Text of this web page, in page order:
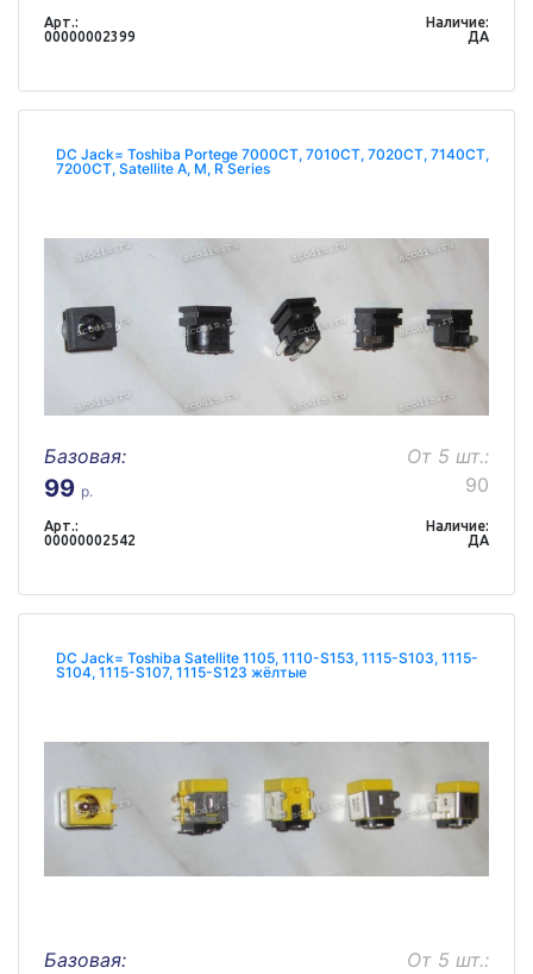
Арт.:
00000002399
Наличие:
ДА
DC Jack= Toshiba Portege 7000CT, 7010CT, 7020CT, 7140CT,
7200CT, Satellite A, M, R Series
Базовая:
99 р.
От 5 шт.:
90
Арт.:
00000002542
Наличие:
ДА
DC Jack= Toshiba Satellite 1105, 1110-S153, 1115-S103, 1115-
S104, 1115-S107, 1115-S123 жёлтые
Базовая:
От 5 шт.: